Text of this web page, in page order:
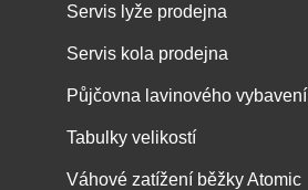
Servis lyže prodejna
Servis kola prodejna
Půjčovna lavinového vybavení
Tabulky velikostí
Váhové zatížení běžky Atomic